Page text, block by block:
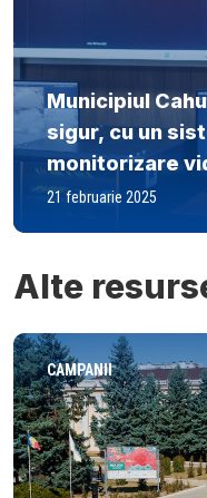
Municipiul
sigur, cu un
monitorizare
21 februarie 2025
Alte
CAMPANII